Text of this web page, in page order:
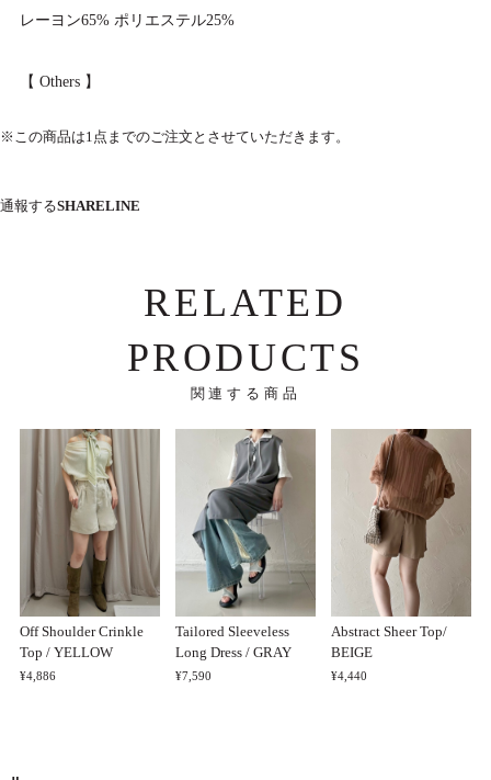
レーヨン65% ポリエステル25%
【 Others 】
※この商品は1点までのご注文とさせていただきます。
通報するSHARELINE
RELATED
PRODUCTS
関連する商品
Off Shoulder Crinkle
Top / YELLOW
¥4,886
Tailored Sleeveless
Long Dress / GRAY
¥7,590
Abstract Sheer Top/
BEIGE
¥4,440